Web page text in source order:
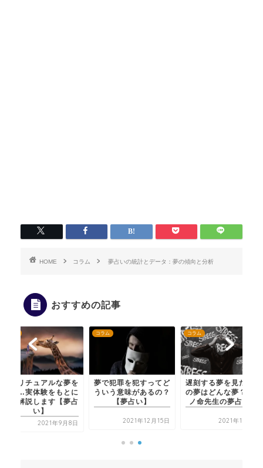
HOME コラム 夢占いの統計とデータ：夢の傾向と分析
おすすめの記事
スピリチュアルな夢を
見た…実体験をもとに
徹底解説します【夢占
い】
2021年9月8日
コラム
夢で犯罪を犯すってど
ういう意味があるの？
【夢占い】
2021年12月15日
コラム
遅刻する夢を見た…こ
の夢はどんな夢？【夢
ノ命先生の夢占い】
2021年11月5日